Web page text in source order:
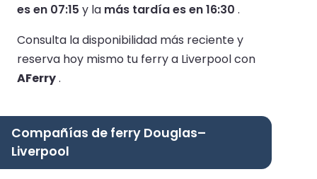
es en 07:15 y la más tardía es en 16:30 .
Consulta la disponibilidad más reciente y
reserva hoy mismo tu ferry a Liverpool con
AFerry.
Compañías de ferry Douglas–
Liverpool